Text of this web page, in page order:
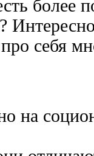
более
себя
на